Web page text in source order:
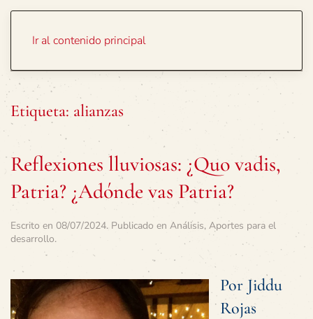
Ir al contenido principal
Etiqueta: alianzas
Reflexiones lluviosas: ¿Quo vadis,
Patria? ¿Adónde vas Patria?
Escrito en 08/07/2024. Publicado en Análisis, Aportes para el
desarrollo.
Por Jiddu
Rojas